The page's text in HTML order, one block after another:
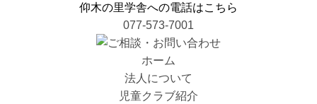
仰木の里学舎への電話はこちら
077-573-7001
ホーム
法人について
児童クラブ紹介